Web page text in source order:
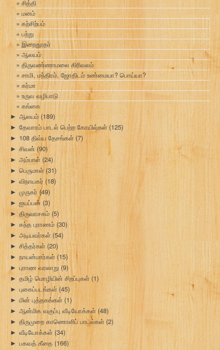
சித்தி
மனம்
கற்சிற்பம்
பற்று
இறைதூதர்
ஆலயம்
திருவண்ணாமலை கிரிவலம்
சாமி, மந்திரம், ஜோதிடம் உண்மையா? பொய்யா?
கர்மா
உருவ வழிபாடு
கங்கை
► ஆலயம் (189)
► தேவாரம் பாடல் பெற்ற கோயில்கள் (125)
► 108 திவ்ய தேசங்கள் (7)
► சிவன் (90)
► அம்பாள் (24)
► பெருமாள்(31)
► விநாயகர் (18)
► முருகர் (49)
► ஐயப்பன் (3)
► திருவாசகம் (5)
► கந்த புராணம் (30)
► அடியவர்கள் (54)
► சித்தர்கள் (20)
► நாயன்மார்கள் (15)
► புராண வரலாறு (9)
► தமிழ் மொழியின் சிறப்புகள் (1)
► புகைப்படங்கள் (45)
► மின் புத்தகங்கள் (1)
► ஆன்மிக வகுப்பு வீடியோக்கள் (48)
► திருமுறை காணொளிப் பாடல்கள் (2)
► வீடியோக்கள் (34)
► பகவத் கீதை (166)